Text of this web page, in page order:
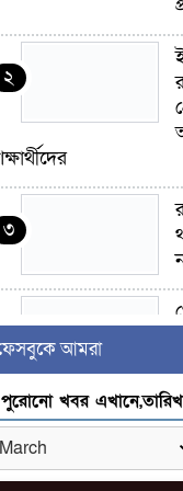
২
৩
৪
৫
আমরা
পুরোনো খবর